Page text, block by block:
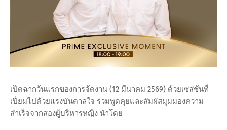
เปิดฉากวันแรกของการจัดงาน (12 มีนาคม 2569) ด้วยเซสชันที่
เปี่ยมไปด้วยแรงบันดาลใจ ร่วมพูดคุยและสัมผัสมุมมองความ
สำเร็จจากสองผู้บริหารหญิง นำโดย